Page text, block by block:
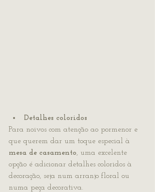
Detalhes coloridos
Para noivos com atenção ao pormenor e
que querem dar um toque especial à
mesa de casamento, uma excelente
opção é adicionar detalhes coloridos à
decoração, seja num arranjo floral ou
numa peça decorativa.